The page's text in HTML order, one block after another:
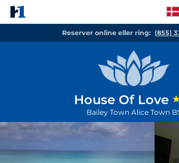
Reserver online eller ring: (855)
House Of Love
Bailey Town Alice Town